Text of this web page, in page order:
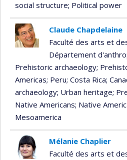
social structure; Political power
Claude Chapdelaine
Faculté des arts et
Département
Prehistoric archaeology;
Americas; Peru; Costa Rica;
archaeology; Urban heritage;
Native Americans; Native
Mesoamerica
Mélanie Chaplier
Faculté des arts et